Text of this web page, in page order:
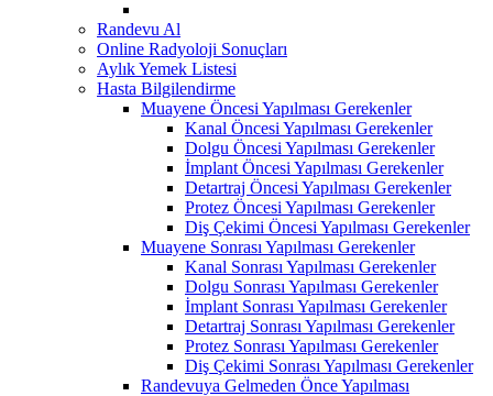
Randevu Al
Online Radyoloji Sonuçları
Aylık Yemek Listesi
Hasta Bilgilendirme
Muayene Öncesi Yapılması Gerekenler
Kanal Öncesi Yapılması Gerekenler
Dolgu Öncesi Yapılması Gerekenler
İmplant Öncesi Yapılması Gerekenler
Detartraj Öncesi Yapılması Gerekenler
Protez Öncesi Yapılması Gerekenler
Diş Çekimi Öncesi Yapılması Gerekenler
Muayene Sonrası Yapılması Gerekenler
Kanal Sonrası Yapılması Gerekenler
Dolgu Sonrası Yapılması Gerekenler
İmplant Sonrası Yapılması Gerekenler
Detartraj Sonrası Yapılması Gerekenler
Protez Sonrası Yapılması Gerekenler
Diş Çekimi Sonrası Yapılması Gerekenler
Randevuya Gelmeden Önce Yapılması